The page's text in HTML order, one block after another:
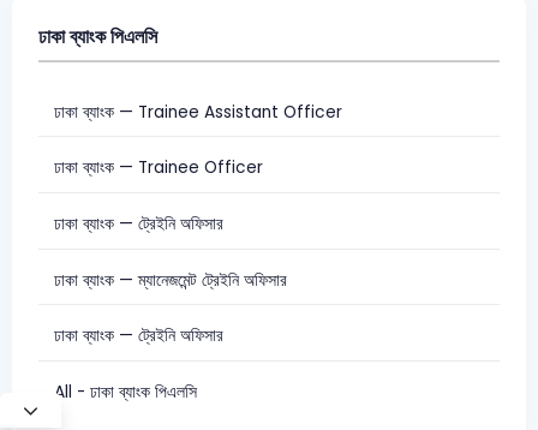
ঢাকা ব্যাংক পিএলসি
ঢাকা ব্যাংক — Trainee Assistant Officer
ঢাকা ব্যাংক — Trainee Officer
ঢাকা ব্যাংক — ট্রেইনি অফিসার
ঢাকা ব্যাংক — ম্যানেজমেন্ট ট্রেইনি অফিসার
ঢাকা ব্যাংক — ট্রেইনি অফিসার
All - ঢাকা ব্যাংক পিএলসি